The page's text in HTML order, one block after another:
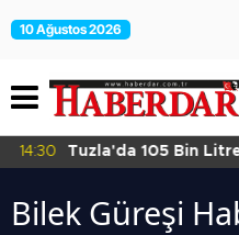
10 Ağustos 2026
14:30 Tuzla'da 105 Bin
Bilek Güreşi